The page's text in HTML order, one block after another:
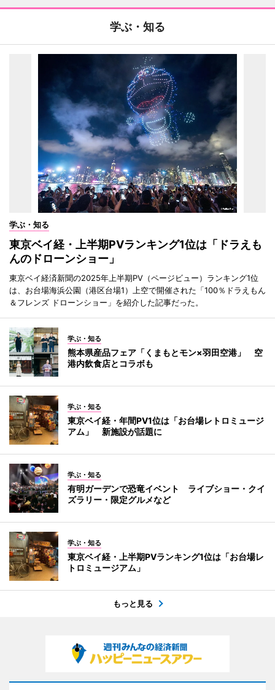
学ぶ・知る
学ぶ・知る
東京ベイ経・上半期PVランキング1位は「ドラえも
んのドローンショー」
東京ベイ経済新聞の2025年上半期PV（ページビュー）ランキング1位
は、お台場海浜公園（港区台場1）上空で開催された「100％ドラえもん
＆フレンズ ドローンショー」を紹介した記事だった。
学ぶ・知る
熊本県産品フェア「くまもとモン×羽田空港」 空
港内飲食店とコラボも
学ぶ・知る
東京ベイ経・年間PV1位は「お台場レトロミュージ
アム」 新施設が話題に
学ぶ・知る
有明ガーデンで恐竜イベント ライブショー・クイ
ズラリー・限定グルメなど
学ぶ・知る
東京ベイ経・上半期PVランキング1位は「お台場レ
トロミュージアム」
もっと見る